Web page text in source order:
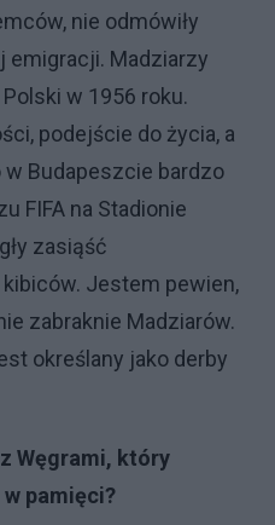
nie odmówiły
emigracji. Madziarzy
w 1956 roku.
podejście do życia, a
Budapeszcie bardzo
FIFA na Stadionie
zasiąść
Jestem pewien,
zabraknie Madziarów.
określany jako derby
Węgrami, który
pamięci?